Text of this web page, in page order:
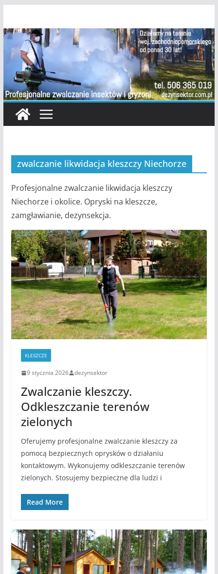
treści
zwalczanie likwidacja kleszczy Niechorze
Profesjonalne zwalczanie likwidacja kleszczy
Niechorze i okolice. Opryski na kleszcze,
zamgławianie, dezynsekcja.
KLESZCZE
9 stycznia 2026 dezynsektor
Zwalczanie kleszczy.
Odkleszczanie terenów
zielonych
Oferujemy profesjonalne zwalczanie kleszczy za
pomocą bezpiecznych oprysków o działaniu
kontaktowym. Wykonujemy odkleszczanie terenów
zielonych. Stosujemy bezpieczne dla ludzi i
Read More